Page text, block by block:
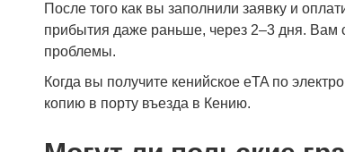
После того как вы заполнили заявку и
прибытия даже раньше, через 2–3 дня. Вам
проблемы.
Когда вы получите кенийское eTA по
копию в порту въезда в Кению.